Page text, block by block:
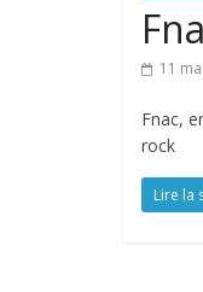
11
Fnac,
rock
Lire la